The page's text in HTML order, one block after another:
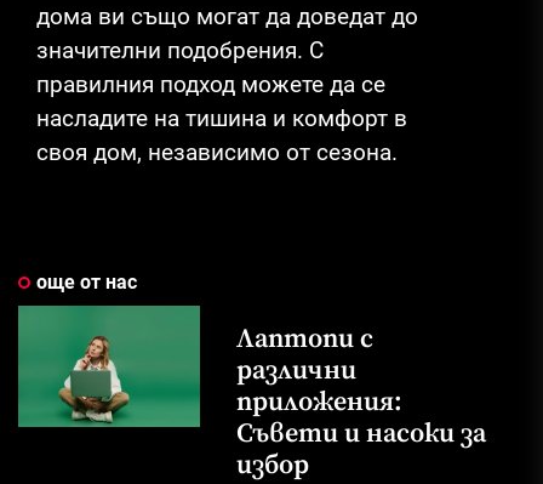
дома ви също могат да доведат до
значителни подобрения. С
правилния подход можете да се
насладите на тишина и комфорт в
своя дом, независимо от сезона.
още от нас
Лаптопи с
различни
приложения:
Съвети и насоки за
избор